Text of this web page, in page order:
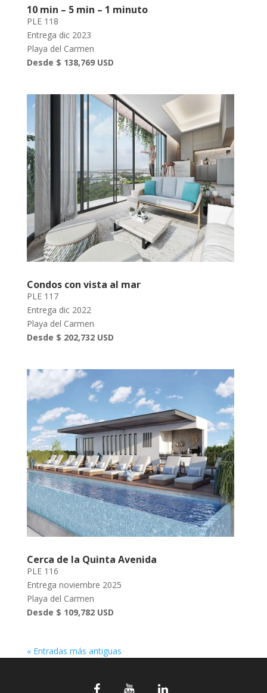
10 min – 5 min – 1 minuto
PLE 118
Entrega dic 2023
Playa del Carmen
Desde $ 138,769 USD
Condos con vista al mar
PLE 117
Entrega dic 2022
Playa del Carmen
Desde $ 202,732 USD
Cerca de la Quinta Avenida
PLE 116
Entrega noviembre 2025
Playa del Carmen
Desde $ 109,782 USD
« Entradas más antiguas